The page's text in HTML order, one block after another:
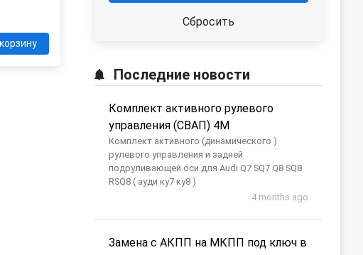
Сбросить
Последние новости
Комплект активного рулевого
управления (СВАП) 4M
Комплект активного (динамического )
рулевого управления и задней
подруливающей оси для Audi Q7 SQ7 Q8 SQ8
RSQ8 ( ауди ку7 ку8 )
4 months ago
Замена с АКПП на МКПП под ключ в